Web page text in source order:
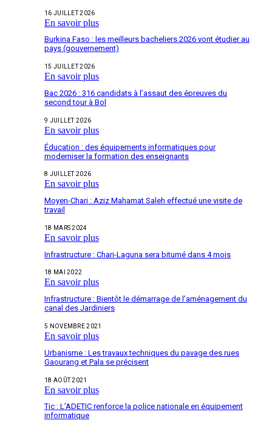
16 JUILLET 2026
En savoir plus
Burkina Faso : les meilleurs bacheliers 2026 vont étudier au
pays (gouvernement)
15 JUILLET 2026
En savoir plus
Bac 2026 : 316 candidats à l’assaut des épreuves du
second tour à Bol
9 JUILLET 2026
En savoir plus
Éducation : des équipements informatiques pour
moderniser la formation des enseignants
8 JUILLET 2026
En savoir plus
Moyen-Chari : Aziz Mahamat Saleh effectué une visite de
travail
18 MARS 2024
En savoir plus
Infrastructure : Chari-Laguna sera bitumé dans 4 mois
18 MAI 2022
En savoir plus
Infrastructure : Bientôt le démarrage de l’aménagement du
canal des Jardiniers
5 NOVEMBRE 2021
En savoir plus
Urbanisme : Les travaux techniques du pavage des rues
Gaourang et Pala se précisent
18 AOÛT 2021
En savoir plus
Tic : L’ADETIC renforce la police nationale en équipement
informatique